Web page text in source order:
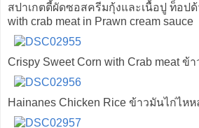
สปาเกตตี้ผัดซอสครีมกุ้งและเนื้อปู ท็อปด้
with crab meat in Prawn cream sauce
Crispy Sweet Corn with Crab meat ข้
Hainanes Chicken Rice ข้าวมันไก่ไหห